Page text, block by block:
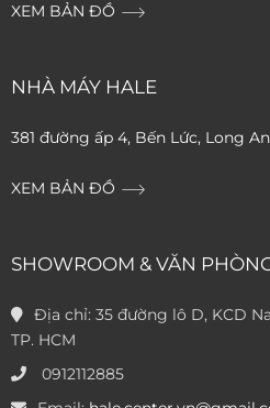
XEM BẢN ĐỒ
NHÀ MÁY HALE
381 đường ấp 4, Bến Lức, Long An
XEM BẢN ĐỒ
SHOWROOM & VĂN
Địa chỉ: 35 đường lô D, KCD
TP. HCM
0912112885